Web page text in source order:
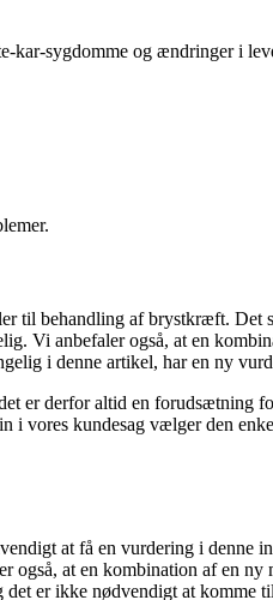
kar-sygdomme og ændringer i
behandling af brystkræft. Det
Vi anbefaler også, at en
i denne artikel, har en ny
er derfor altid en
vores kundesag vælger den
at få en vurdering i
også, at en kombination af en
er ikke nødvendigt at